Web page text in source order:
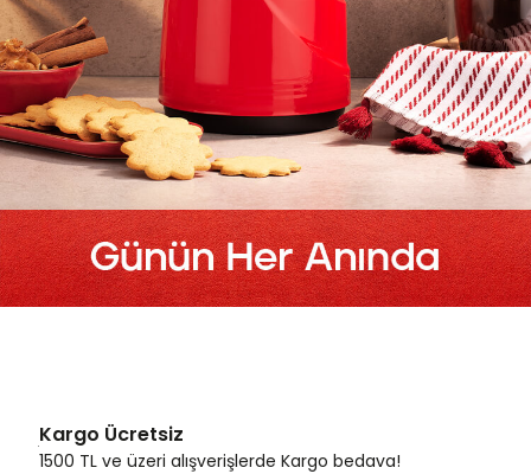
Kargo Ücretsiz
1500 TL ve üzeri alışverişlerde Kargo bedava!